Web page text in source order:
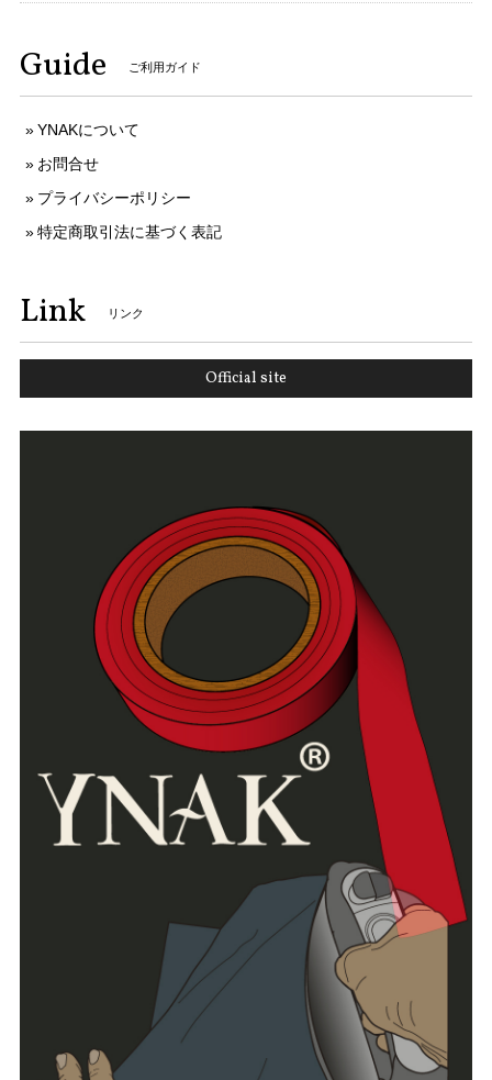
Guide ご利用ガイド
YNAKについて
お問合せ
プライバシーポリシー
特定商取引法に基づく表記
Link リンク
Official site